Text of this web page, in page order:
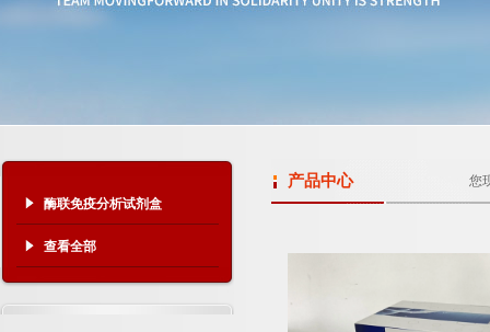
酶联免疫分析试剂盒
查看全部
产品中心 您